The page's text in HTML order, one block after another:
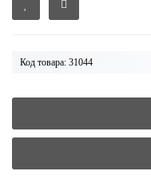
Код товара: 31044